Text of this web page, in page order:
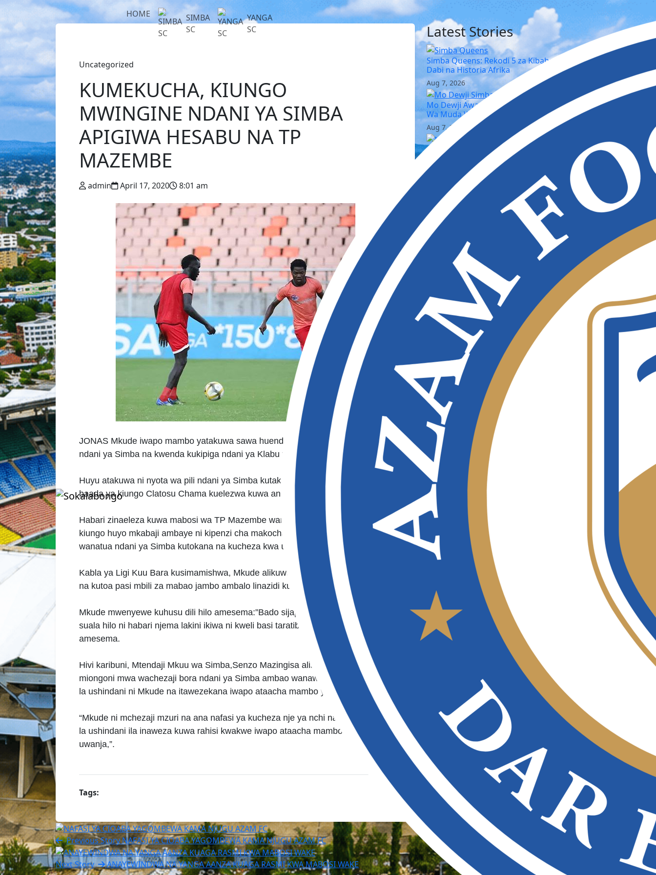
HOME
SIMBA
SC
YANGA
SC
Uncategorized
KUMEKUCHA, KIUNGO
MWINGINE NDANI YA SIMBA
APIGIWA HESABU NA TP
MAZEMBE
admin April 17, 2020 8:01 am
JONAS Mkude iwapo mambo yatakuwa sawa huenda msimu ujao akasepa
ndani ya Simba na kwenda kukipiga ndani ya Klabu ya TP Mazembe ya Congo.
Huyu atakuwa ni nyota wa pili ndani ya Simba kutakiwa na timu kubwa ikiwa ni
baada ya kiungo Clatosu Chama kuelezwa kuwa anahitajika na Yanga.
Habari zinaeleza kuwa mabosi wa TP Mazembe wamekuwa wakimfuatilia
kiungo huyo mkabaji ambaye ni kipenzi cha makocha wote ambao huwa
wanatua ndani ya Simba kutokana na kucheza kwa umakini ndani ya uwanja.
Kabla ya Ligi Kuu Bara kusimamishwa, Mkude alikuwa ametupia mabao mawili
na kutoa pasi mbili za mabao jambo ambalo linazidi kumpadisha chati.
Mkude mwenyewe kuhusu dili hilo amesema:”Bado sijapata taarifa kuhusu
suala hilo ni habari njema lakini ikiwa ni kweli basi taratibu za usajili zifuatwe,”
amesema.
Hivi karibuni, Mtendaji Mkuu wa Simba,Senzo Mazingisa alisema kuwa
miongoni mwa wachezaji bora ndani ya Simba ambao wanaweza kucheza soka
la ushindani ni Mkude na itawezekana iwapo ataacha mambo ya nje ya uwanja.
“Mkude ni mchezaji mzuri na ana nafasi ya kucheza nje ya nchi na kwenye soka
la ushindani ila inaweza kuwa rahisi kwakwe iwapo ataacha mambo ya nje ya
uwanja,”.
Tags:
Previous StoryNAFASI YA CIOABA YAGOMBEWA KAMA NJUGU AZAM FC
Next Story ANAYEWINDWA NA YANGA AANZA KUAGA RASMI KWA MABOSI WAKE
Latest Stories
Simba Queens: Rekodi 5 za Kibabe, Ufalme wa
Dabi na Historia Afrika
Aug 7, 2026
Mo Dewji Awataja Kocha na Wachezaji Bora
Wa Muda Wote Simba SC
Aug 7, 2026
Neo Maema Arejea Simba SC: Azua Gumzo
Mazoezini Kuelekea Simba Day 2026
Aug 7, 2026
Kocha Steve Barker Aweka Wazi Mipango ya
Simba Day Dhidi ya Police FC
Aug 7, 2026
Meridianbet Yawapa Wachezaji Bahati ya
Kwanza Kupitia 3 Fisher Cats
Aug 7, 2026